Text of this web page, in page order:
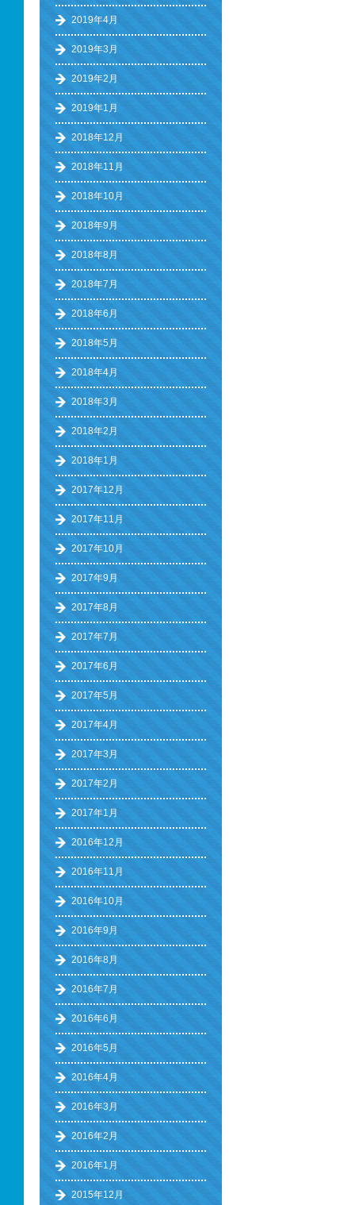
2019年4月
2019年3月
2019年2月
2019年1月
2018年12月
2018年11月
2018年10月
2018年9月
2018年8月
2018年7月
2018年6月
2018年5月
2018年4月
2018年3月
2018年2月
2018年1月
2017年12月
2017年11月
2017年10月
2017年9月
2017年8月
2017年7月
2017年6月
2017年5月
2017年4月
2017年3月
2017年2月
2017年1月
2016年12月
2016年11月
2016年10月
2016年9月
2016年8月
2016年7月
2016年6月
2016年5月
2016年4月
2016年3月
2016年2月
2016年1月
2015年12月